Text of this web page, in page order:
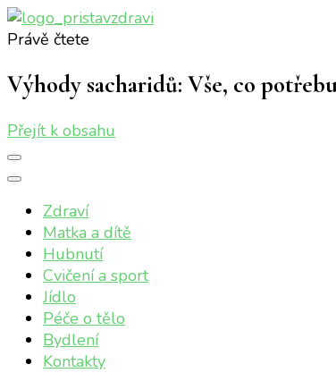
Právě čtete
Výhody sacharidů: Vše, co
Přejít k obsahu
Zdraví
Matka a dítě
Hubnutí
Cvičení a sport
Jídlo
Péče o tělo
Bydlení
Kontakty